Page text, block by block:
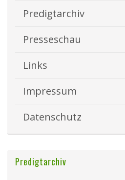
Predigtarchiv
Presseschau
Links
Impressum
Datenschutz
Predigtarchiv